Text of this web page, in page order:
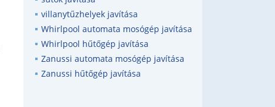
villanytűzhelyek javítása
Whirlpool automata mosógép javítása
Whirlpool hűtőgép javítása
Zanussi automata mosógép javítása
Zanussi hűtőgép javítása